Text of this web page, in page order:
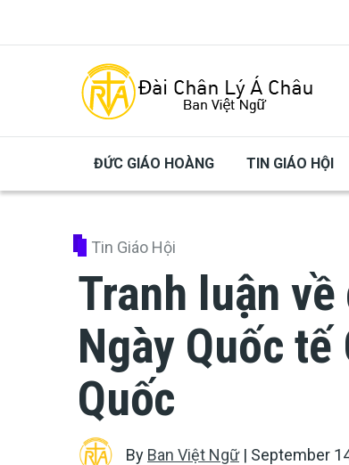
ĐỨC GIÁO HOÀNG TIN GIÁO HỘI
Tin Giáo Hội
Tranh luận
Ngày Quốc
Quốc
By Ban Việt Ngữ| September